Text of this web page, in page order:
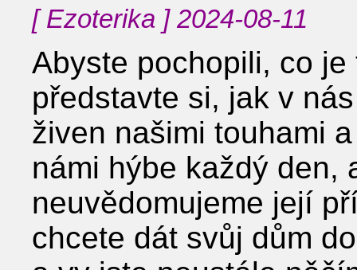
[ Ezoterika ] 2024-08-11
Abyste pochopili, co
představte si, jak v
živen našimi touhami
námi hýbe každý den,
neuvědomujeme její
chcete dát svůj dům